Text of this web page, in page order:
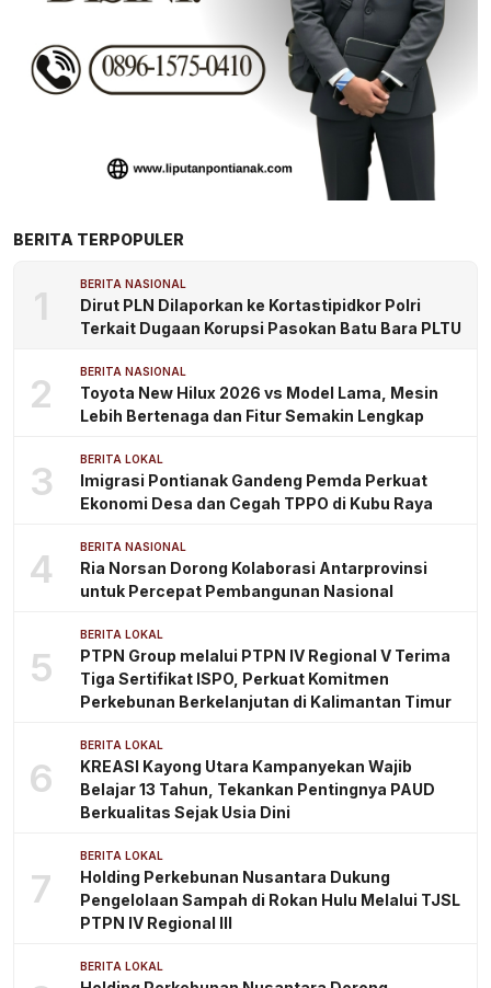
BERITA TERPOPULER
1 BERITA NASIONAL
Dirut PLN Dilaporkan ke Kortastipidkor Polri
Terkait Dugaan Korupsi Pasokan Batu Bara PLTU
2 BERITA NASIONAL
Toyota New Hilux 2026 vs Model Lama, Mesin
Lebih Bertenaga dan Fitur Semakin Lengkap
3 BERITA LOKAL
Imigrasi Pontianak Gandeng Pemda Perkuat
Ekonomi Desa dan Cegah TPPO di Kubu Raya
4 BERITA NASIONAL
Ria Norsan Dorong Kolaborasi Antarprovinsi
untuk Percepat Pembangunan Nasional
5
BERITA LOKAL
PTPN Group melalui PTPN IV Regional V Terima
Tiga Sertifikat ISPO, Perkuat Komitmen
Perkebunan Berkelanjutan di Kalimantan Timur
6
BERITA LOKAL
KREASI Kayong Utara Kampanyekan Wajib
Belajar 13 Tahun, Tekankan Pentingnya PAUD
Berkualitas Sejak Usia Dini
7
BERITA LOKAL
Holding Perkebunan Nusantara Dukung
Pengelolaan Sampah di Rokan Hulu Melalui TJSL
PTPN IV Regional III
BERITA LOKAL